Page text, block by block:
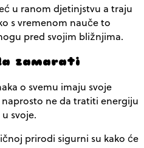
u ranom djetinjstvu a traju
s vremenom nauče to
pred svojim bližnjima.
zamarati
o svemu imaju svoje
ne da tratiti energiju
svoje.
prirodi sigurni su kako će